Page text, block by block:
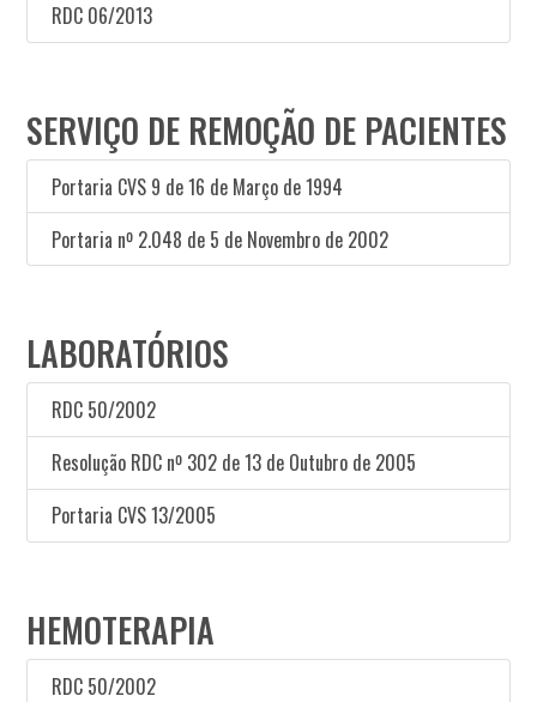
RDC 06/2013
SERVIÇO DE REMOÇÃO DE PACIENTES
Portaria CVS 9 de 16 de Março de 1994
Portaria nº 2.048 de 5 de Novembro de 2002
LABORATÓRIOS
RDC 50/2002
Resolução RDC nº 302 de 13 de Outubro de 2005
Portaria CVS 13/2005
HEMOTERAPIA
RDC 50/2002